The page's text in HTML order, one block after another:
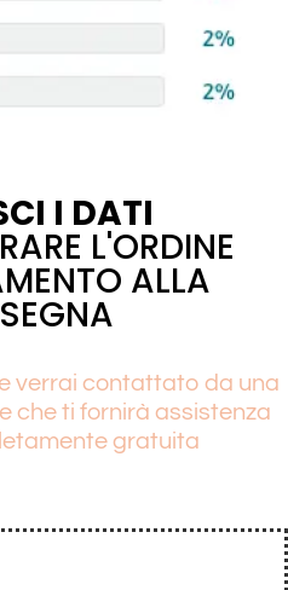
I DATI
L'ORDINE
ALLA
verrai contattato da una
che ti fornirà assistenza
gratuita